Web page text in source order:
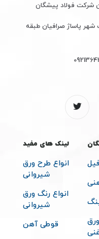
شرکت فولاد پیشگان
شهر پاساژ صرافیان طبقه
لینک های مفید
انواع طرح ورق
شیروانی
انواع رنگ ورق
شیروانی
قوطی آهن